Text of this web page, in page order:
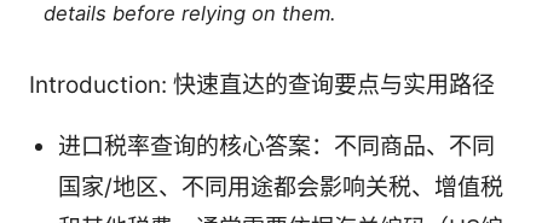
details before relying on them.
Introduction: 快速直达的查询要点与实用路径
进口税率查询的核心答案：不同商品、不同
国家/地区、不同用途都会影响关税、增值税